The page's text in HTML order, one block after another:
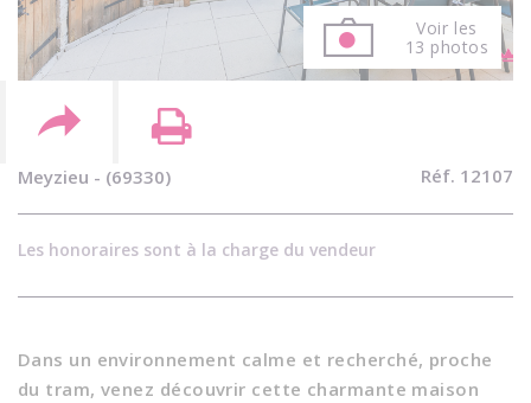
Meyzieu - (69330) Réf. 12107
Les honoraires sont à la charge du vendeur
Dans un environnement calme et recherché, proche
du tram, venez découvrir cette charmante maison
Voir les
13 photos